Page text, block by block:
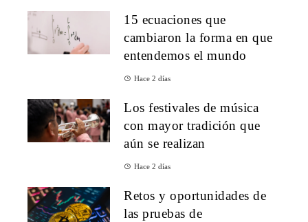
15 ecuaciones que
cambiaron la forma en que
entendemos el mundo
Hace 2 días
Los festivales de música
con mayor tradición que
aún se realizan
Hace 2 días
Retos y oportunidades de
las pruebas de